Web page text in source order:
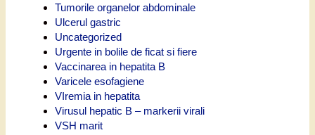
Tumorile organelor abdominale
Ulcerul gastric
Uncategorized
Urgente in bolile de ficat si fiere
Vaccinarea in hepatita B
Varicele esofagiene
VIremia in hepatita
Virusul hepatic B – markerii virali
VSH marit